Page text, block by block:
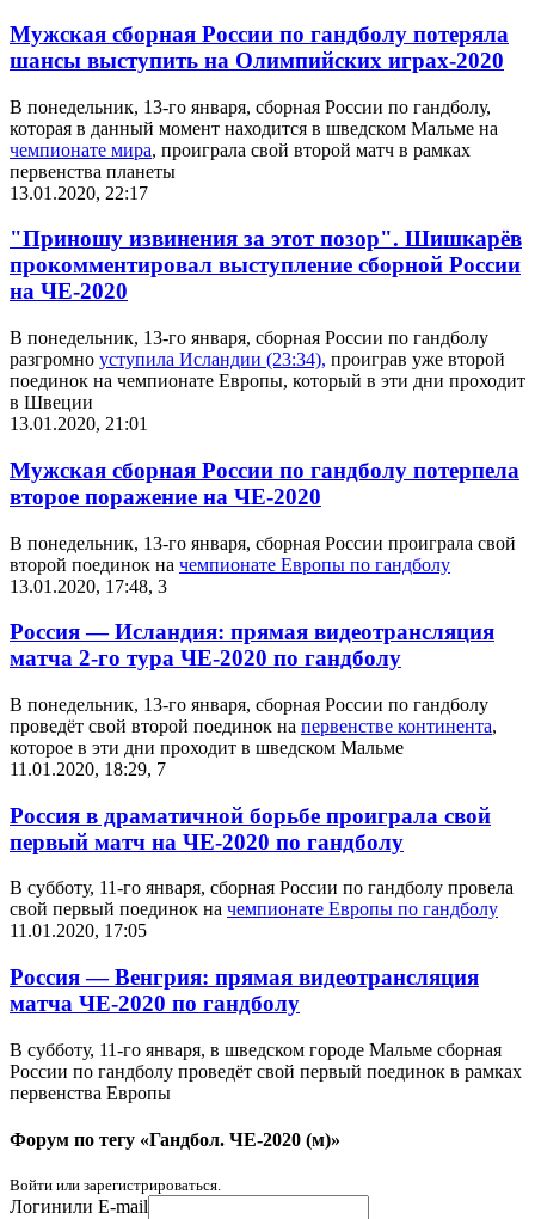
Мужская сборная России по гандболу потеряла
шансы выступить на Олимпийских играх-2020
В понедельник, 13-го января, сборная России по гандболу,
которая в данный момент находится в шведском Мальме на
чемпионате мира, проиграла свой второй матч в рамках
первенства планеты
13.01.2020, 22:17
"Приношу извинения за этот позор". Шишкарёв
прокомментировал выступление сборной России
на ЧЕ-2020
В понедельник, 13-го января, сборная России по гандболу
разгромно уступила Исландии (23:34), проиграв уже второй
поединок на чемпионате Европы, который в эти дни проходит
в Швеции
13.01.2020, 21:01
Мужская сборная России по гандболу потерпела
второе поражение на ЧЕ-2020
В понедельник, 13-го января, сборная России проиграла свой
второй поединок на чемпионате Европы по гандболу
13.01.2020, 17:48, 3
Россия — Исландия: прямая видеотрансляция
матча 2-го тура ЧЕ-2020 по гандболу
В понедельник, 13-го января, сборная России по гандболу
проведёт свой второй поединок на первенстве континента,
которое в эти дни проходит в шведском Мальме
11.01.2020, 18:29, 7
Россия в драматичной борьбе проиграла свой
первый матч на ЧЕ-2020 по гандболу
В субботу, 11-го января, сборная России по гандболу провела
свой первый поединок на чемпионате Европы по гандболу
11.01.2020, 17:05
Россия — Венгрия: прямая видеотрансляция
матча ЧЕ-2020 по гандболу
В субботу, 11-го января, в шведском городе Мальме сборная
России по гандболу проведёт свой первый поединок в рамках
первенства Европы
Форум по тегу «Гандбол. ЧЕ-2020 (м)»
Войти или зарегистрироваться.
Логинили E-mail